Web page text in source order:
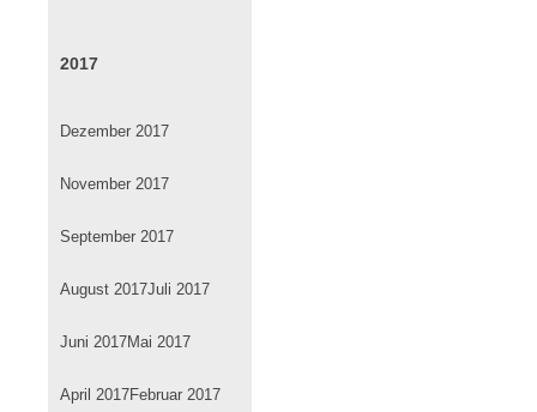
2017
Dezember 2017
November 2017
September 2017
August 2017Juli 2017
Juni 2017Mai 2017
April 2017Februar 2017